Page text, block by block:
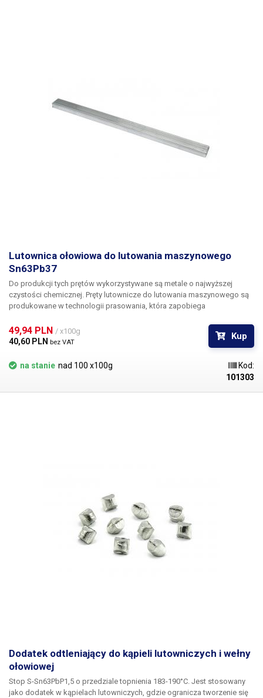
Lutownica ołowiowa do lutowania maszynowego
Sn63Pb37
Do produkcji tych prętów wykorzystywane są metale o najwyższej
czystości chemicznej. Pręty lutownicze do lutowania maszynowego są
produkowane w technologii prasowania, która zapobiega
zapewnia, że produkowane pręty mają bardzo dobre właściwości
zwilżające, szybkość lutowania i mniejsze zużycie lutu. Klasyczny
eutektyczny stop ołowiu i cyny to sprawdzony lut o ogólnie najlepszych
parametrach fizycznych do lutowania w dziedzinie elektrotechniki.
49,94 PLN / x100g
40,60 PLN bez VAT
Kup
na stanie nad 100 x100g
Kod:
101303
Dodatek odtleniający do kąpieli lutowniczych i wełny
ołowiowej
Stop S-Sn63PbP1,5 o przedziale topnienia 183-190°C. Jest stosowany
jako dodatek w kąpielach lutowniczych, gdzie ogranicza tworzenie się